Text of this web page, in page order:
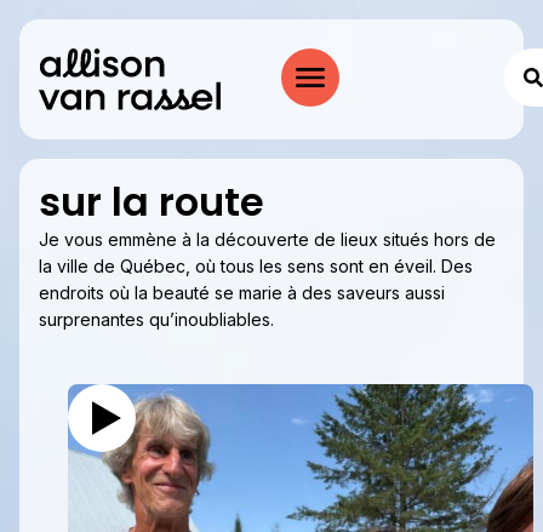
sur la route
Je vous emmène à la découverte de lieux situés hors de
la ville de Québec, où tous les sens sont en éveil. Des
endroits où la beauté se marie à des saveurs aussi
surprenantes qu’inoubliables.